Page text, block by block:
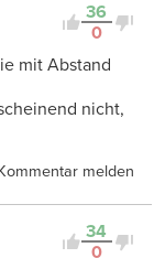
36
0
mit Abstand
nicht,
melden
34
0